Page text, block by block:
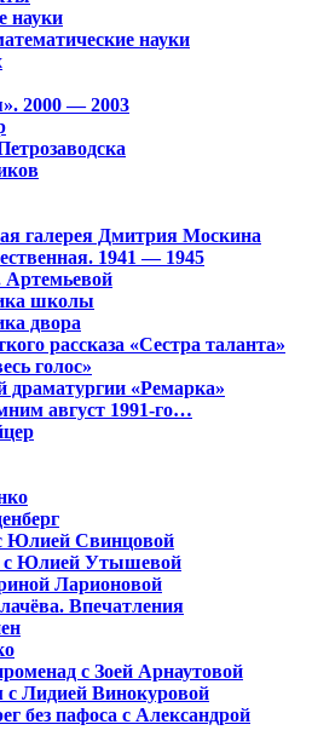
науки
науки
2000 — 2003
галерея Дмитрия Москина
1941 — 1945
Артемьевой
школы
двора
рассказа «Сестра таланта»
голос»
драматургии «Ремарка»
август 1991-го…
Юлией Свинцовой
с Юлией Утышевой
Ларионовой
Впечатления
с Зоей Арнаутовой
с Лидией Винокуровой
без пафоса с Александрой